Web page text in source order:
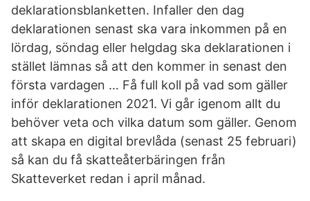
deklarationsblanketten. Infaller den dag
deklarationen senast ska vara inkommen på en
lördag, söndag eller helgdag ska deklarationen i
stället lämnas så att den kommer in senast den
första vardagen … Få full koll på vad som gäller
inför deklarationen 2021. Vi går igenom allt du
behöver veta och vilka datum som gäller. Genom
att skapa en digital brevlåda (senast 25 februari)
så kan du få skatteåterbäringen från
Skatteverket redan i april månad.